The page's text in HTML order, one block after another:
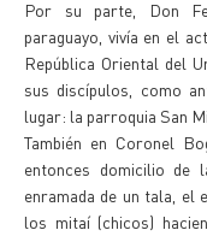
Por su parte, Don
paraguayo, vivía en el
República Oriental del
sus discípulos, como
lugar: la parroquia San
También en Coronel
entonces domicilio de
enramada de un tala, el
los mitaí (chicos)